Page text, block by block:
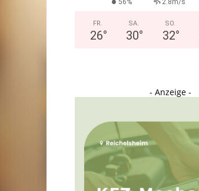
FR.
26°
SA.
30°
SO.
32°
- Anzeige -